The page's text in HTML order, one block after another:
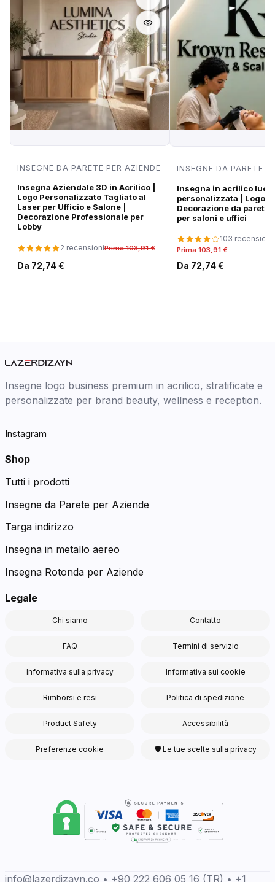
INSEGNE DA PARETE PER AZIENDE
Insegna Aziendale 3D in Acrilico |
Logo Personalizzato Tagliato al
Laser per Ufficio e Salone |
Decorazione Professionale per
Lobby
2 recensioniPrima 103,91 €
Da 72,74 €
INSEGNE DA PARETE
Insegna in acrilico
personalizzata | Logo
Decorazione da parete
per saloni e uffici
103 recensioni
Prima 103,91 €
Da 72,74 €
Insegne logo business premium in acrilico, stratificate e
personalizzate per brand beauty, wellness e reception.
Instagram
Shop
Tutti i prodotti
Insegne da Parete per Aziende
Targa indirizzo
Insegna in metallo aereo
Insegna Rotonda per Aziende
Legale
Chi siamo Contatto
FAQ Termini di servizio
Informativa sulla privacy Informativa sui cookie
Rimborsi e resi Politica di spedizione
Product Safety Accessibilità
Preferenze cookie 🛡 Le tue scelte sulla privacy
info@lazerdizayn.co • +90 222 606 05 16 (TR) • +1